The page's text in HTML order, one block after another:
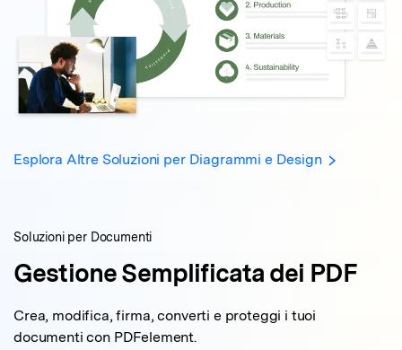
Esplora Altre Soluzioni per Diagrammi e Design
Soluzioni per Documenti
Gestione Semplificata dei PDF
Crea, modifica, firma, converti e proteggi i tuoi
documenti con PDFelement.